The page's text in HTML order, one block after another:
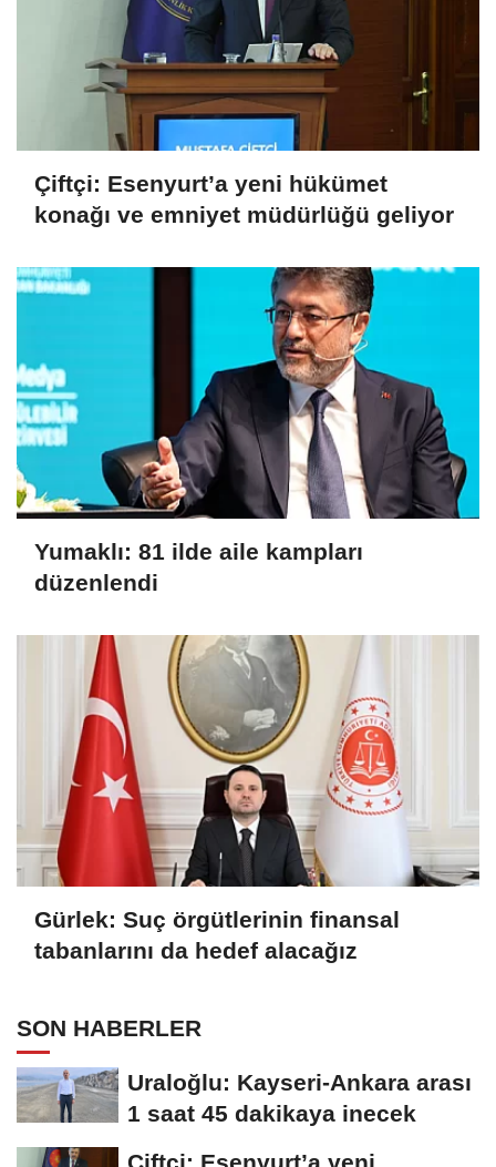
Çiftçi: Esenyurt’a yeni hükümet
konağı ve emniyet müdürlüğü geliyor
Yumaklı: 81 ilde aile kampları
düzenlendi
Gürlek: Suç örgütlerinin finansal
tabanlarını da hedef alacağız
SON HABERLER
Uraloğlu: Kayseri-Ankara arası
1 saat 45 dakikaya inecek